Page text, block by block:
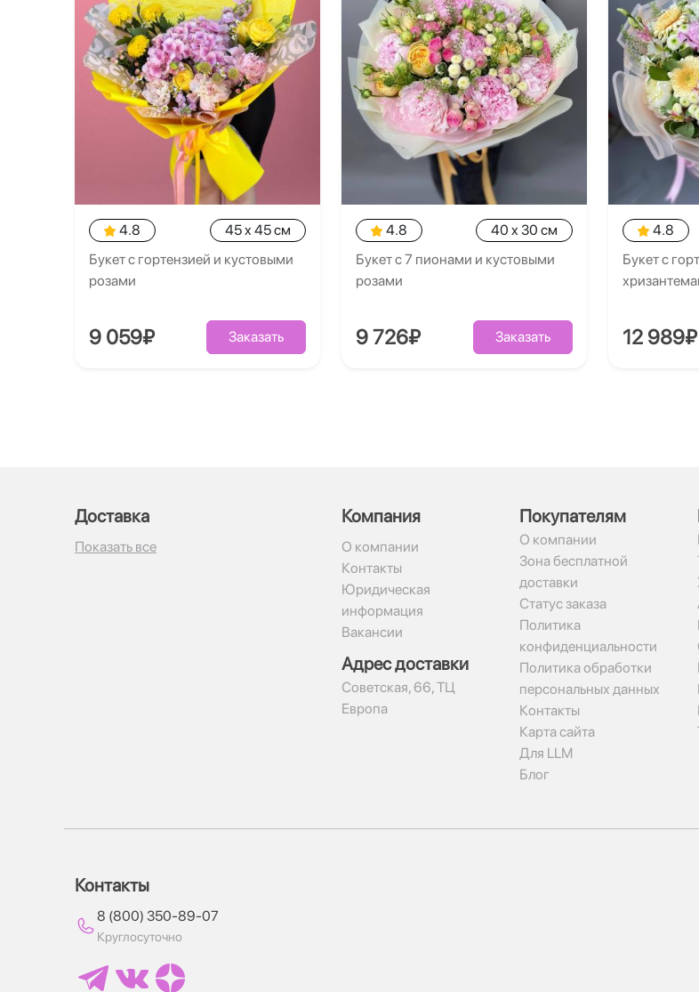
4.8
45 x 45 см
Букет с гортензией и кустовыми
розами
9 059₽ Заказать
4.8
40 x 30 см
Букет с 7 пионами и кустовыми
розами
9 726₽ Заказать
4.8
Букет с
12 989₽
Доставка
Показать все
Компания
О компании
Контакты
Юридическая
информация
Вакансии
Адрес доставки
​Советская, 66, ТЦ
Европа
Покупателям
О компании
Зона бесплатной
доставки
Статус заказа
Политика
конфиденциальности
Политика обработки
персональных данных
Контакты
Карта сайта
Для LLM
Блог
Контакты
8 (800) 350-89-07
Круглосуточно